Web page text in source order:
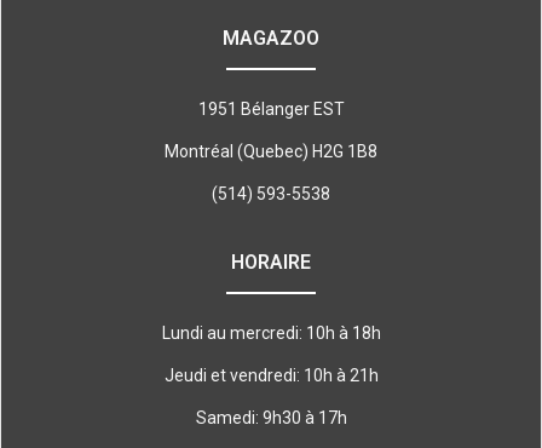
MAGAZOO
1951 Bélanger EST
Montréal (Quebec) H2G 1B8
(514) 593-5538
HORAIRE
Lundi au mercredi: 10h à 18h
Jeudi et vendredi: 10h à 21h
Samedi: 9h30 à 17h